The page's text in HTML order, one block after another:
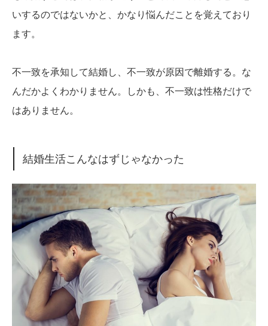
いするのではないかと、かなり悩んだことを覚えており
ます。
不一致を承知して結婚し、不一致が原因で離婚する。な
んだかよくわかりません。しかも、不一致は性格だけで
はありません。
結婚生活こんなはずじゃなかった